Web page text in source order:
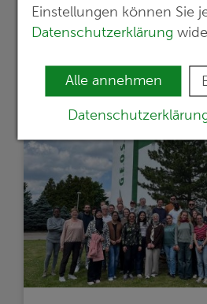
Einstellungen können Sie
Datenschutzerklärung
Alle annehmen